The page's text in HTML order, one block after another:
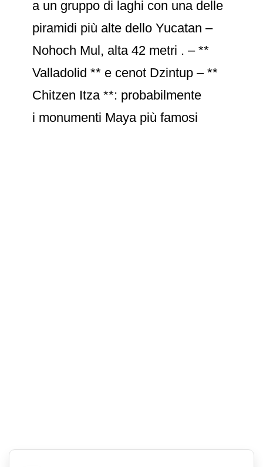
a un gruppo di laghi con una delle
piramidi più alte dello Yucatan –
Nohoch Mul, alta 42 metri . – **
Valladolid ** e cenot Dzintup – **
Chitzen Itza **: probabilmente
i monumenti Maya più famosi